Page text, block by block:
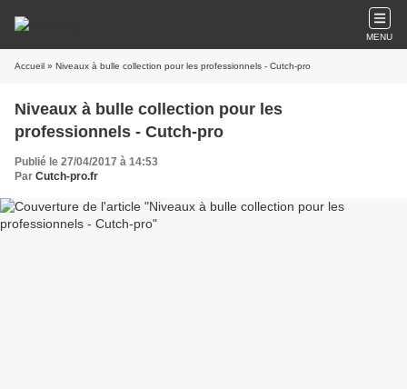
MENU
Accueil » Niveaux à bulle collection pour les professionnels - Cutch-pro
Niveaux à bulle collection pour les
professionnels - Cutch-pro
Publié le 27/04/2017 à 14:53
Par Cutch-pro.fr